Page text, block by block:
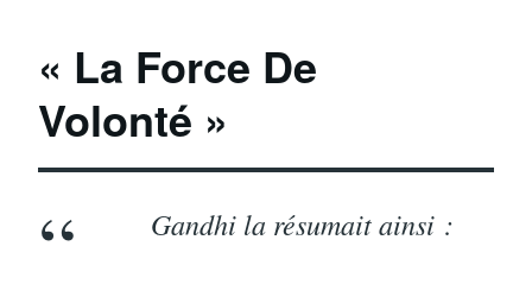
« La Force De
Volonté »
Gandhi la résumait ainsi :